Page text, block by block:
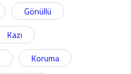
Gönüllü
Kazı
Koruma